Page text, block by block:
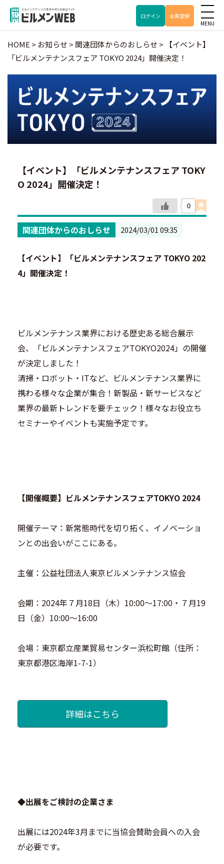
ログイン 会員登録
HOME > お知らせ > 関連団体からのおしらせ >
【イベント】
「ビルメンテナンスフェア TOKYO 2024」開催決定！
【イベント】「ビルメンテナンスフェア TOKY
O 2024」開催決定！
0
関連団体からのおしらせ 2024/03/01 09:35
【イベント】「ビルメンテナンスフェア TOKYO 202
4」開催決定！
ビルメンテナンス業界における歴史ある総合展示
会、「ビルメンテナンスフェアTOKYO2024」の開催
が決定しました！
清掃・ロボット・ITなど、ビルメンテナンス業界に
携わる様々な企業が集合！新製品・新サービスなど
業界の最新トレンドを要チェック！様々なお役⽴ち
セミナーやイベントも実施予定です。
【開催概要】ビルメンテナンスフェアTOKYO 2024
開催テーマ：新常態時代を切り拓く、イノベーショ
ンとの出会いがここにある。
主催：公益社団法⼈東京ビルメンテナンス協会
会期：2024年７⽉18⽇（⽊）10:00〜17:00・７⽉19
⽇（⾦）10:00〜16:00
会場：東京都⽴産業貿易センター浜松町館（住所：
東京都港区海岸1-7-1）
詳細はこちら
◆出展をご検討の企業さま
出展には2024年3⽉までに当協会賛助会員への⼊会
が必要です。